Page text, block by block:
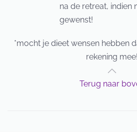
na de retreat, indien
gewenst!
*mocht je dieet wensen hebben
rekening mee!
Terug naar